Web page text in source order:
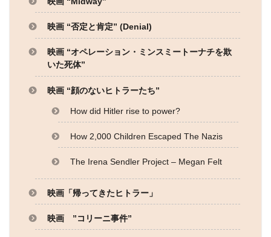
映画 “否定と肯定” (Denial)
映画 “オペレーション・ミンスミートーナチを欺
いた死体”
映画 “顔のないヒトラーたち”
How did Hitler rise to power?
How 2,000 Children Escaped The Nazis
The Irena Sendler Project – Megan Felt
映画「帰ってきたヒトラー」
映画 ”コリーニ事件”